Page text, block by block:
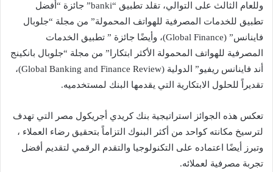
وللعام الثالث على التوالي، تقلد تطبيق “banki” جائزة “أفضل
تطبيق للخدمات المصرفية للهواتف المحمولة” من مجلة “جلوبال
فاينانس” (Global Finance)، وأيضًا جائزة ” تطبيق الخدمات
المصرفية للهواتف المحمولة الأكثر ابتكارا” من مجلة “جلوبال بانكينج
أند فاينانس ريفيو” الدولية (Global Banking and Finance Review)،
تقديراً للحلول الابتكارية التي يقدمها البنك لمستخدميه.
تعكس هذه الجوائز استراتيجية بنك كريدي أجريكول مصر التي تهدف
لترسيخ مكانته كواحد من أكثر البنوك التزاماً بتحقيق رضاء العملاء ،
وتبرز أيضًا اعتماده على التكنولوجيا والتقدم الرقمي لتقديم أفضل
تجربة مصرفية لعملائه.